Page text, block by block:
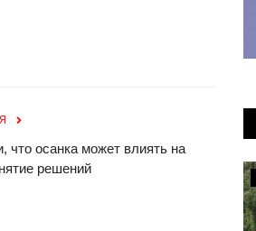
что осанка может влиять на
решений